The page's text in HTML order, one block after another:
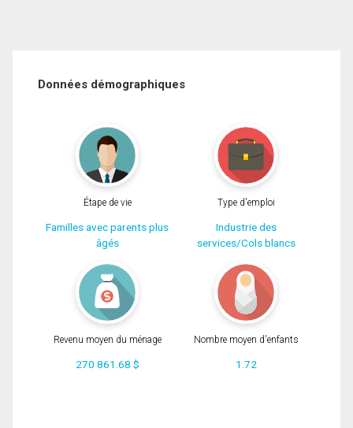
Données démographiques
Étape de vie
Familles avec parents plus
âgés
Type d'emploi
Industrie des
services/Cols blancs
Revenu moyen du ménage
270 861.68 $
Nombre moyen d'enfants
1.72